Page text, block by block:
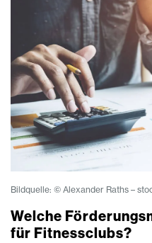
Bildquelle: © Alexander Raths –
Welche
für Fitnessclubs?